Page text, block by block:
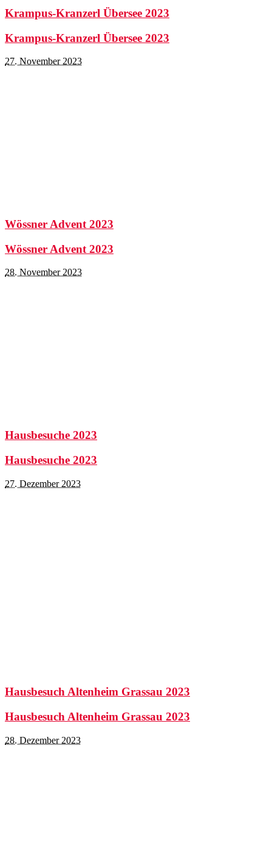
Krampus-Kranzerl Übersee 2023
Krampus-Kranzerl Übersee 2023
27. November 2023
Wössner Advent 2023
Wössner Advent 2023
28. November 2023
Hausbesuche 2023
Hausbesuche 2023
27. Dezember 2023
Hausbesuch Altenheim Grassau 2023
Hausbesuch Altenheim Grassau 2023
28. Dezember 2023